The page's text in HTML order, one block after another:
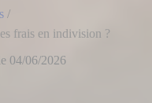
/
frais en indivision ?
04/06/2026